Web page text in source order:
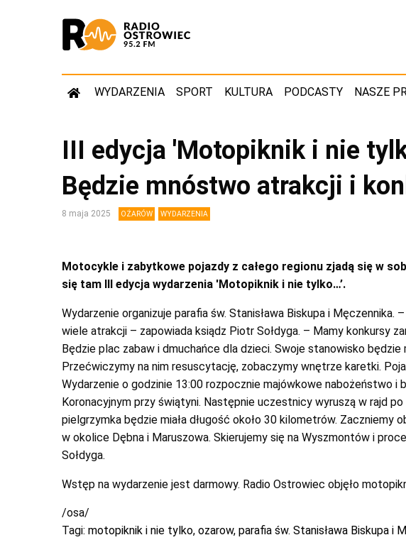
WYDARZENIA SPORT KULTURA PODCASTY NASZE
III edycja 'Motopiknik i nie
Będzie mnóstwo atrakcji i
8 maja 2025 OŻARÓW WYDARZENIA
Motocykle i zabytkowe pojazdy z całego regionu zjadą się w
się tam III edycja wydarzenia 'Motopiknik i nie tylko…’.
Wydarzenie organizuje parafia św. Stanisława Biskupa i Męczennika.
wiele atrakcji – zapowiada ksiądz Piotr Sołdyga. – Mamy konkursy
Będzie plac zabaw i dmuchańce dla dzieci. Swoje stanowisko będzie
Przećwiczymy na nim resuscytację, zobaczymy wnętrze karetki.
Wydarzenie o godzinie 13:00 rozpocznie majówkowe nabożeństwo i
Koronacyjnym przy świątyni. Następnie uczestnicy wyruszą w rajd
pielgrzymka będzie miała długość około 30 kilometrów. Zaczniemy
w okolice Dębna i Maruszowa. Skierujemy się na Wyszmontów i
Sołdyga.
Wstęp na wydarzenie jest darmowy. Radio Ostrowiec objęło
/osa/
Tagi: motopiknik i nie tylko, ozarow, parafia św. Stanisława Biskupa i